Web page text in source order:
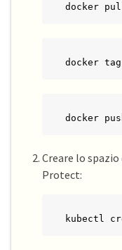
docker
docker
docker
Creare lo
Protect:
kubectl